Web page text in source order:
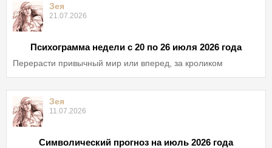
Зея
21.07.2026
Психограмма недели с 20 по 26 июля 2026 года
Перерасти привычный мир или вперед, за кроликом
Зея
11.07.2026
Символический прогноз на июль 2026 года